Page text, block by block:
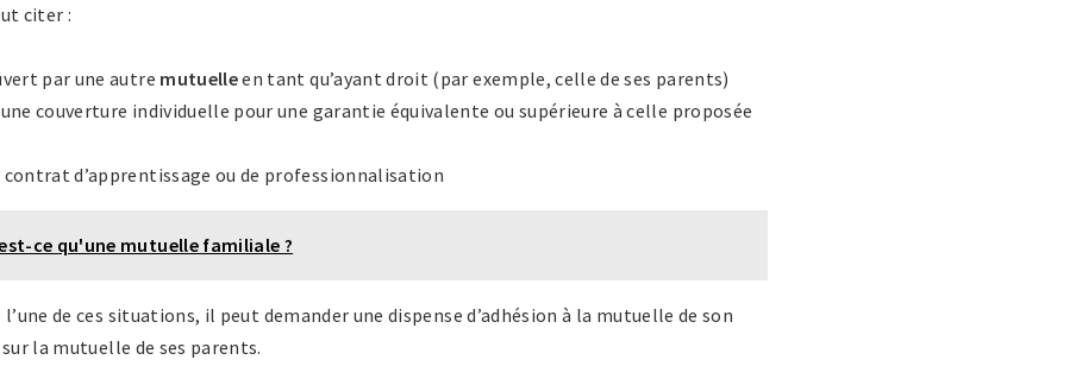
citer :
par une autre mutuelleen tant qu’ayant droit (par exemple, celle de ses parents)
couverture individuelle pour une garantie équivalente ou supérieure à celle proposée
contrat d’apprentissage ou de professionnalisation
ce qu'une mutuelle familiale ?
de ces situations, il peut demander une dispense d’adhésion à la mutuelle de son
la mutuelle de ses parents.